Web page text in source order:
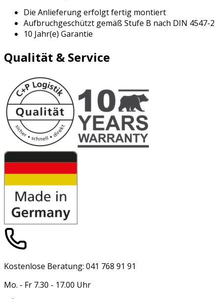
Die Anlieferung erfolgt fertig montiert
Aufbruchgeschützt gemäß Stufe B nach DIN 4547-2
10 Jahr(e) Garantie
Qualität & Service
Kostenlose Beratung: 041 768 91 91
Mo. - Fr 7.30 - 17.00 Uhr